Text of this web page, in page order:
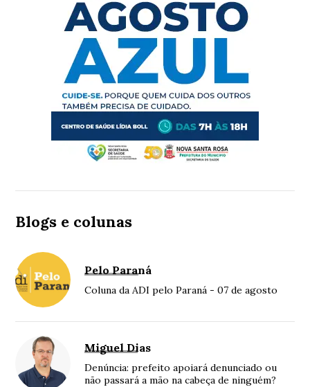
Blogs e colunas
Pelo Paraná
Coluna da ADI pelo Paraná - 07 de agosto
Miguel Dias
Denúncia: prefeito apoiará denunciado ou
não passará a mão na cabeça de ninguém?